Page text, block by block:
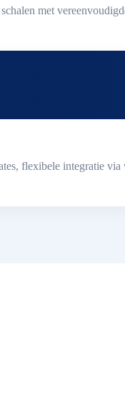
met
flexibele integratie